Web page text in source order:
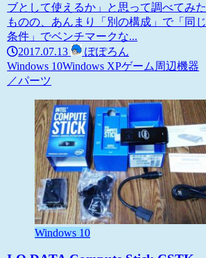
ブとして使えるか」と思って調べてみた
ものの、あんまり「別の構成」で「同じ
条件」でベンチマークな...
2017.07.13
ぽぽろん
Windows 10Windows XPゲーム 周辺機器
／パーツ
Windows 10